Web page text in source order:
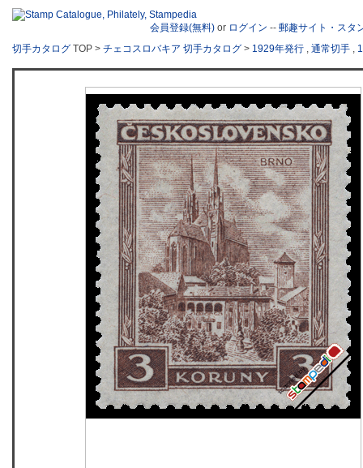
会員登録(無料) or ログイン -- 郵趣サイト・スタ
切手カタログ TOP > チェコスロバキア 切手カタログ > 1929年発行 , 通常切手 ,